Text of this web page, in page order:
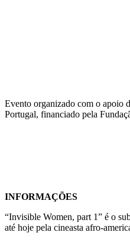
Evento organizado com o apoio
Portugal, financiado pela
INFORMAÇÕES
“Invisible Women, part 1” é o
até hoje pela cineasta afro-